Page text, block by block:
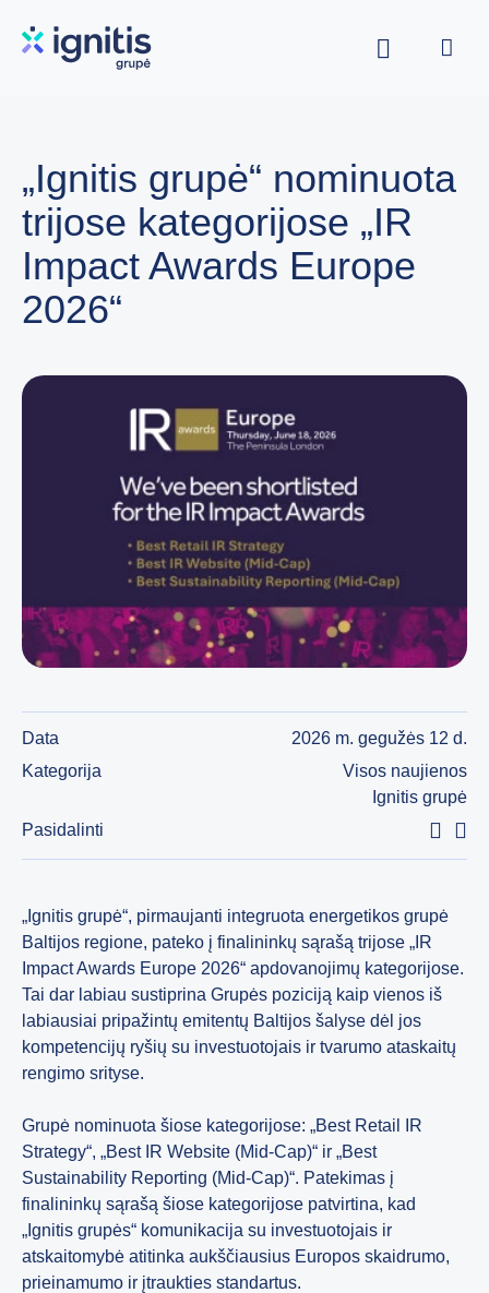
„Ignitis grupė“ nominuota
trijose kategorijose „IR
Impact Awards Europe
2026“
Data
2026 m. gegužės 12 d.
Kategorija
Visos naujienos
Ignitis grupė
Pasidalinti
„Ignitis grupė“, pirmaujanti integruota energetikos grupė
Baltijos regione, pateko į finalininkų sąrašą trijose „IR
Impact Awards Europe 2026“ apdovanojimų kategorijose.
Tai dar labiau sustiprina Grupės poziciją kaip vienos iš
labiausiai pripažintų emitentų Baltijos šalyse dėl jos
kompetencijų ryšių su investuotojais ir tvarumo ataskaitų
rengimo srityse.
Grupė nominuota šiose kategorijose: „Best Retail IR
Strategy“, „Best IR Website (Mid-Cap)“ ir „Best
Sustainability Reporting (Mid-Cap)“. Patekimas į
finalininkų sąrašą šiose kategorijose patvirtina, kad
„Ignitis grupės“ komunikacija su investuotojais ir
atskaitomybė atitinka aukščiausius Europos skaidrumo,
prieinamumo ir įtraukties standartus.